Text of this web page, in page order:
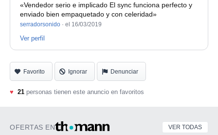
«Vendedor serio e implicado El sync funciona perfecto y
enviado bien empaquetado y con celeridad»
serradorsonido · el 16/03/2019
Ver perfil
Favorito Ignorar Denunciar
♥ 21 personas tienen este anuncio en favoritos
OFERTAS EN VER TODAS